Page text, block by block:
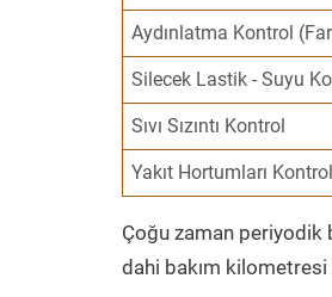
Aydınlatma Kontrol
Silecek Lastik - Suyu
Sıvı Sızıntı Kontrol
Yakıt Hortumları Kontrol
Çoğu zaman periyodik
dahi bakım kilometresi